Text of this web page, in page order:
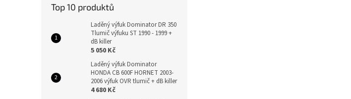
Top 10 produktů
Laděný výfuk Dominator DR 350
Tlumič výfuku ST 1990 - 1999 +
dB killer
5 050 Kč
Laděný výfuk Dominator
HONDA CB 600F HORNET 2003-
2006 výfuk OVR tlumič + dB killer
4 680 Kč